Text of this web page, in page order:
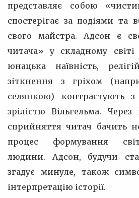
представляє собою
спостерігає за подіями та
свого майстра. Адсон є
читача» у складному
юнацька наївність,
зіткнення з гріхом
селянкою) контрастують з
зрілістю Вільгельма.
сприйняття читач бачить
процес формування
людини. Адсон, будучи
згадує минуле, також
інтерпретацію історії.